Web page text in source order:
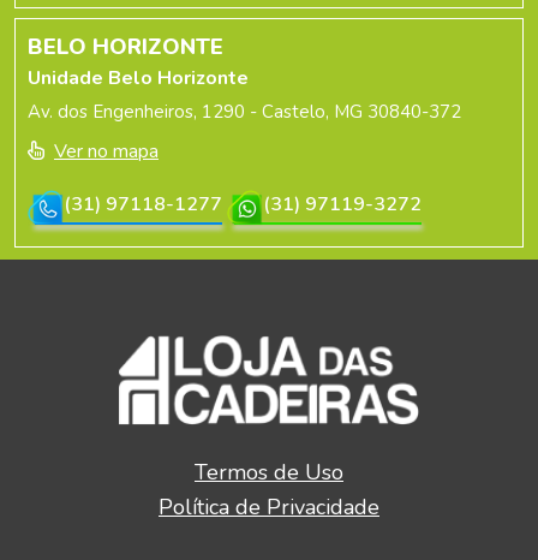
BELO HORIZONTE
Unidade Belo Horizonte
Av. dos Engenheiros, 1290 - Castelo, MG 30840-372
Ver no mapa
(31) 97118-1277
(31) 97119-3272
Termos de Uso
Política de Privacidade